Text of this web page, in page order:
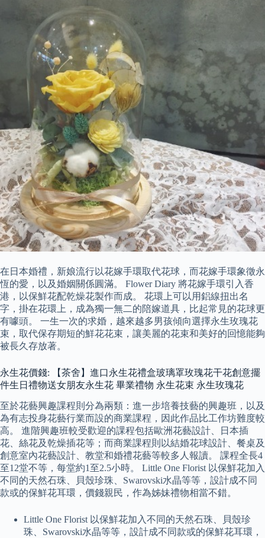
在日本婚禮，新娘流行以花嫁手環取代花球，而花嫁手環象徵永
恆的愛，以及婚姻關係圓滿。 Flower Diary 將花嫁手環引入香
港，以保鮮花配乾燥花製作而成。 花環上可以用鋁線扭出名
字，掛在花環上，成為獨一無二的陪嫁道具，比起常見的花球更
有噱頭。 一生一次的求婚，越來越多男孩傾向選擇永生玫瑰花
束，取代保存期短的鮮花花束，讓美麗的花束和美好的回憶能夠
被長久存放著。
永生花價錢: 【茶舍】進口永生花禮盒玻璃罩玫瑰花干花創意擺
件生日禮物送女朋友永生花 畢業禮物 永生花束 永生玫瑰花
至於花藝興趣課程則分為兩類：進一步培養技藝的興趣班，以及
為有志投身花藝行業而設的商業課程，因此作品比工作坊難度較
高。 進階興趣班較受歡迎的課程包括歐洲花藝設計、日本插
花、絲花及乾燥插花等；而商業課程則以結婚花球設計、餐桌及
創意室內花藝設計、教堂和婚禮花藝等較多人報讀。 課程全長4
至12堂不等，每堂約1至2.5小時。 Little One Florist 以保鮮花加入
不同的天然石珠、貝殼珍珠、Swarovski水晶等等，設計成不同
款或的保鮮花耳環，價錢親民，作為姊妹禮物相當不錯。
Little One Florist 以保鮮花加入不同的天然石珠、貝殼珍
珠、Swarovski水晶等等，設計成不同款或的保鮮花耳環，